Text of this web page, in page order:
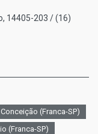
14405-203 / (16)
(Franca-SP)
(Franca-SP)